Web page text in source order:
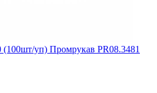
(100шт/уп) Промрукав PR08.3481